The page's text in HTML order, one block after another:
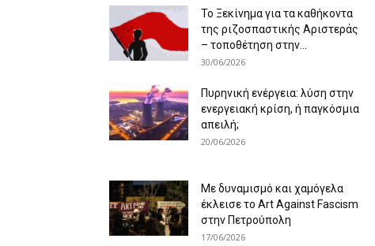
Το Ξεκίνημα για τα καθήκοντα
της ριζοσπαστικής Αριστεράς
– τοποθέτηση στην...
30/06/2026
Πυρηνική ενέργεια: λύση στην
ενεργειακή κρίση, ή παγκόσμια
απειλή;
20/06/2026
Με δυναμισμό και χαμόγελα
έκλεισε το Art Against Fascism
στην Πετρούπολη
17/06/2026